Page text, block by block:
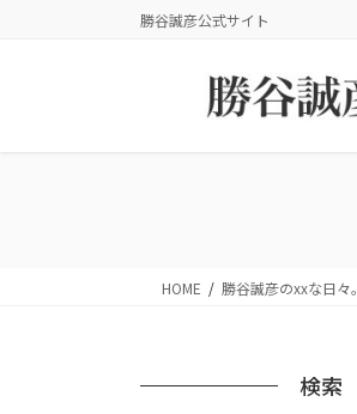
勝谷誠彦公式サイト
HOME 勝谷誠彦のxxな日々。
検索